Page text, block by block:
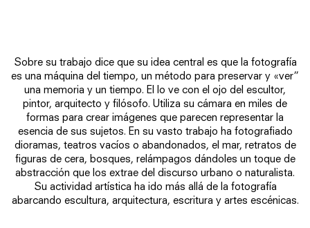
Sobre su trabajo dice que su idea central es que la fotografía
es una máquina del tiempo, un método para preservar y «ver”
una memoria y un tiempo. El lo ve con el ojo del escultor,
pintor, arquitecto y filósofo. Utiliza su cámara en miles de
formas para crear imágenes que parecen representar la
esencia de sus sujetos. En su vasto trabajo ha fotografiado
dioramas, teatros vacíos o abandonados, el mar, retratos de
figuras de cera, bosques, relámpagos dándoles un toque de
abstracción que los extrae del discurso urbano o naturalista.
Su actividad artística ha ido más allá de la fotografía
abarcando escultura, arquitectura, escritura y artes escénicas.